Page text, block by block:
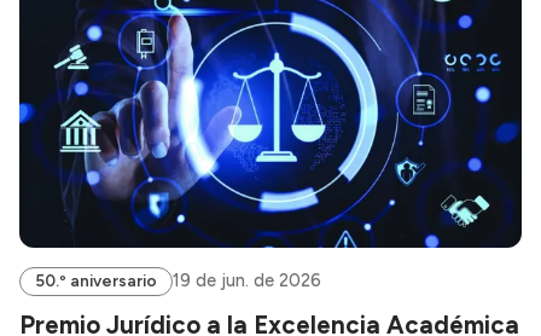
50.º aniversario 19 de jun. de 2026
Premio Jurídico a la Excelencia Académica